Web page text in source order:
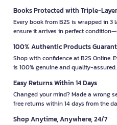
Books Protected with Triple-
Every book from B2S is wrapped in
ensure it arrives in perfect
100% Authentic Products
Shop with confidence at B2S Online.
is 100% genuine and quality-assured.
Easy Returns Within 14 Days
Changed your mind? Made a wrong
free returns within 14 days from the
Shop Anytime, Anywhere, 24/7